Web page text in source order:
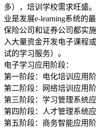
多），培训学校需求旺盛
业是发展e-learning系统的
保险公司和证券公司都实
入大量资金开发电子课程
试的学习服务）。
电子学习应用阶段：
第一阶段：电化培训应用
第二阶段：网络培训应用
第三阶段：学习管理系统
第四阶段：人才管理系统
第五阶段：商务智能应用